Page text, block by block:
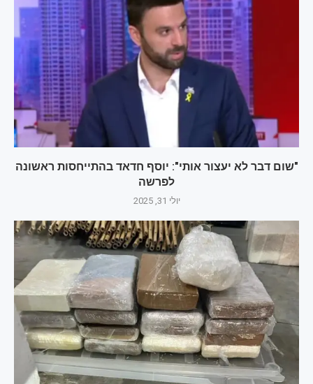
"שום דבר לא יעצור אותי": יוסף חדאד בהתייחסות ראשונה
לפרשה
יולי 31, 2025